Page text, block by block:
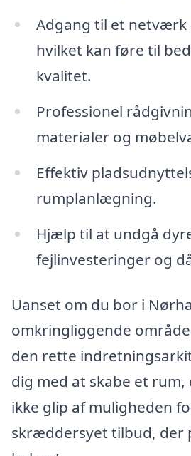
Adgang til et netværk
hvilket kan føre til
kvalitet.
Professionel
materialer og
Effektiv
rumplanlægning.
Hjælp til at undgå
fejlinvesteringer og
Uanset om du bor i
omkringliggende
den rette
dig med at skabe et rum,
ikke glip af muligheden
skræddersyet tilbud, der